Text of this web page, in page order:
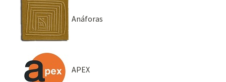
Anáforas
APEX